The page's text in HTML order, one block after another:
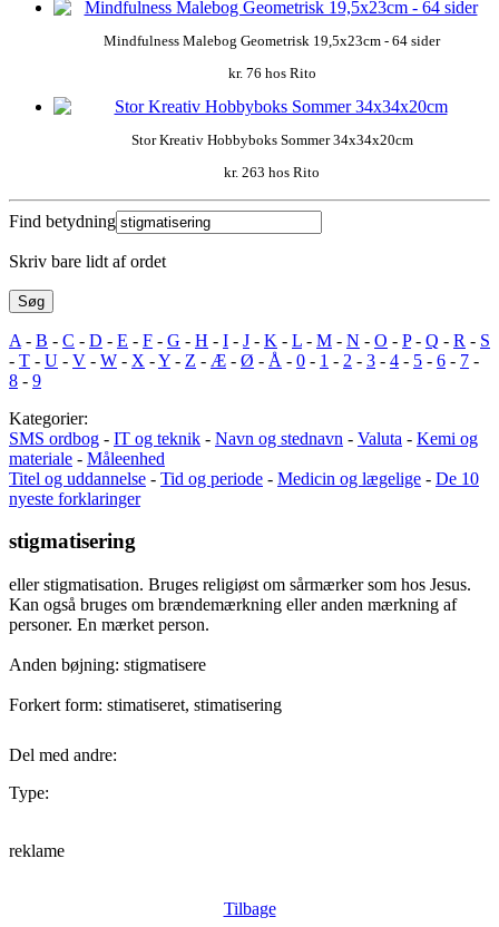
Mindfulness Malebog Geometrisk 19,5x23cm - 64 sider
kr. 76 hos Rito
Stor Kreativ Hobbyboks Sommer 34x34x20cm
kr. 263 hos Rito
Find betydning
Skriv bare lidt af ordet
A - B - C - D - E - F - G - H - I - J - K - L - M - N - O - P- Q - R - S
- T - U - V - W - X -Y - Z - Æ - Ø - Å - 0 - 1 - 2 - 3 - 4 - 5 - 6 - 7 -
8 - 9
Kategorier:
SMS ordbog - IT og teknik - Navn og stednavn - Valuta - Kemi og
materiale - Måleenhed
Titel og uddannelse - Tid og periode - Medicin og lægelige - De 10
nyeste forklaringer
stigmatisering
eller stigmatisation. Bruges religiøst om sårmærker som hos Jesus.
Kan også bruges om brændemærkning eller anden mærkning af
personer. En mærket person.
Anden bøjning: stigmatisere
Forkert form: stimatiseret, stimatisering
Del med andre:
Type:
reklame
Tilbage